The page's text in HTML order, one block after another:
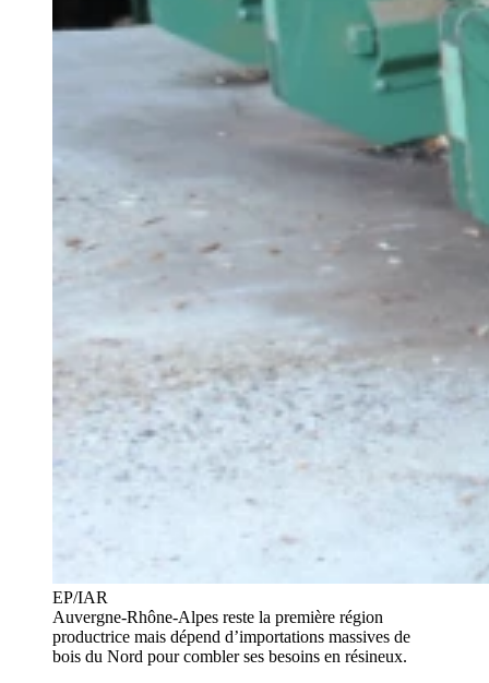
EP/IAR
Auvergne-Rhône-Alpes reste la première région
productrice mais dépend d’importations massives de
bois du Nord pour combler ses besoins en résineux.